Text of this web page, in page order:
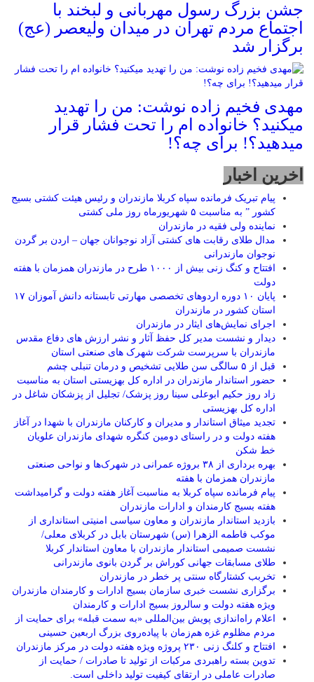
جشن بزرگ رسول مهربانی و لبخند با
اجتماع مردم تهران در میدان ولیعصر (عج)
برگزار شد
مهدی فخیم زاده نوشت: من را تهدید
میکنید؟ خانواده ام را‌ تحت فشار قرار
میدهید؟! برای چه؟!
اخرین اخبار
پیام تبریک فرمانده سپاه کربلا مازندران و رئیس هیئت کشتی بسیج
کشور ” به مناسبت ۵ شهریورماه روز ملی کشتی
نماينده ولی فقیه در مازندران
مدال طلای رقابت های کشتی آزاد نوجوانان جهان – اردن بر گردن
نوجوان مازندرانی
افتتاح و کنگ زنی بیش از ۱۰۰۰ طرح در مازندران همزمان با هفته
دولت
پایان ۱۰ دوره اردوهای تخصصی مهارتی تابستانه دانش آموزان ۱۷
استان کشور در مازندران
اجرای نمایش‌های ایثار در مازندران
دیدار و نشست مدیر کل حفظ آثار و نشر ارزش های دفاع مقدس
مازندران با سرپرست شرکت شهرک های صنعتی استان
قبل از ۵ سالگی سن طلایی تشخیص و درمان تنبلی چشم
حضور استاندار مازندران در اداره کل بهزیستی استان به مناسبت
زاد روز حکیم ابوعلی سینا روز پزشک/ تجلیل از پزشکان شاغل در
اداره کل بهزیستی
تجدید میثاق استاندار و مدیران و کارکنان مازندران با شهدا در آغاز
هفته دولت و در راستای دومین کنگره شهدای مازندران علویان
خط شکن
بهره برداری از ۳۸ بروژه عمرانی در شهرک‌ها و نواحی صنعتی
مازندران همزمان با هفته
پیام فرمانده سپاه کربلا به مناسبت آغاز هفته دولت و گرامیداشت
هفته بسیج کارمندان و ادارات مازندران
بازدید استاندار مازندران و معاون سیاسی امنیتی استانداری از
موکب فاطمه الزهرا (س) شهرستان بابل در کربلای معلی/
نشست صمیمی استاندار مازندران با معاون استاندار کربلا
طلای مسابقات جهانی کوراش بر گردن بانوی مازندرانی
تخربب کشتارگاه سنتی پر خطر در مازندران
برگزاری نشست خبری سازمان بسیج ادارات و کارمندان مازندران
ویژه هفته دولت و سالروز بسیج ادارات و کارمندان
اعلام راه‌اندازی پویش بین‌المللی «به سمت قبله» برای حمایت از
مردم مظلوم غزه هم‌زمان با پیاده‌روی بزرگ اربعین حسینی
افتتاح و کلنگ زنی ۲۳۰ پروژه ویژه هفته دولت در مرکز مازندران
تدوین بسته راهبردی مرکبات از تولید تا صادرات / حمایت از
صادرات عاملی در ارتقای کیفیت تولید داخلی است.